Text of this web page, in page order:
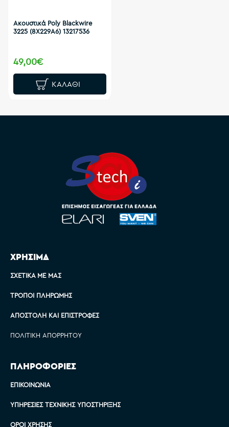
Ακουστικά Poly Blackwire
3225 (8X229A6) 13217536
49,00€
ΚΑΛΆΘΙ
ΧΡΗΣΙΜΑ
ΣΧΕΤΙΚΆ ΜΕ ΜΑΣ
ΤΡΌΠΟΙ ΠΛΗΡΩΜΉΣ
ΑΠΟΣΤΟΛΉ ΚΑΙ ΕΠΙΣΤΡΟΦΈΣ
ΠΟΛΙΤΙΚΉ ΑΠΟΡΡΉΤΟΥ
ΠΛΗΡΟΦΟΡΙΕΣ
ΕΠΙΚΟΙΝΩΝΊΑ
ΥΠΗΡΕΣΊΕΣ ΤΕΧΝΙΚΉΣ ΥΠΟΣΤΉΡΙΞΗΣ
ΌΡΟΙ ΧΡΉΣΗΣ